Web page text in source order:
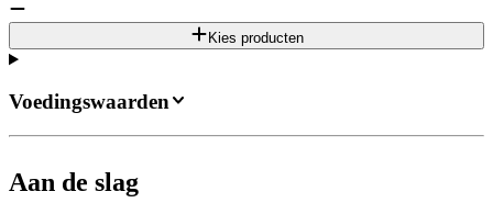
Kies producten
Aan de slag
Voedingswaarden